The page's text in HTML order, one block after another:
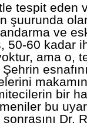
eden
şuurunda
ve
50-60 kadar
ama o,
Şehrin
bir
bu
Dr.